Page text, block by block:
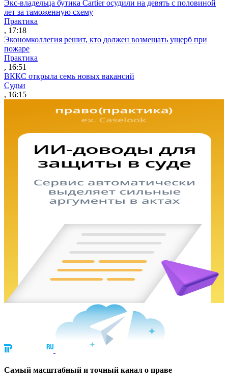
Экс-владельца бутика Cartier осудили на девять с половиной
лет за таможенную схему
Практика
, 17:18
Экономколлегия решит, кто должен возмещать ущерб при
пожаре
Практика
, 16:51
ВККС открыла семь новых вакансий
Судьи
, 16:15
Cамый масштабный и точный канал о праве